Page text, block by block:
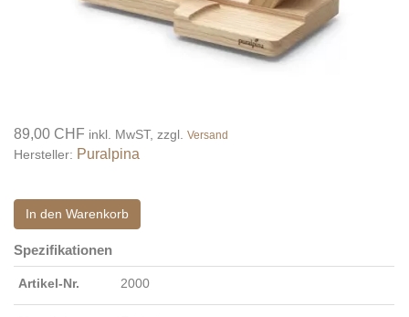
89,00 CHF inkl. MwST, zzgl. Versand
Hersteller: Puralpina
In den Warenkorb
Spezifikationen
Artikel-Nr. 2000